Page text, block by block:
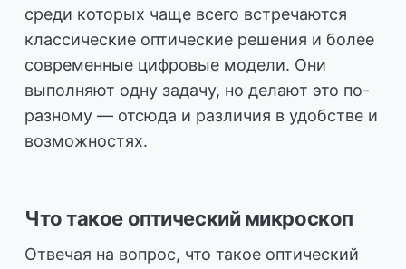
среди которых чаще всего встречаются
классические оптические решения и более
современные цифровые модели. Они
выполняют одну задачу, но делают это по-
разному — отсюда и различия в удобстве и
возможностях.
Что такое оптический микроскоп
Отвечая на вопрос, что такое оптический